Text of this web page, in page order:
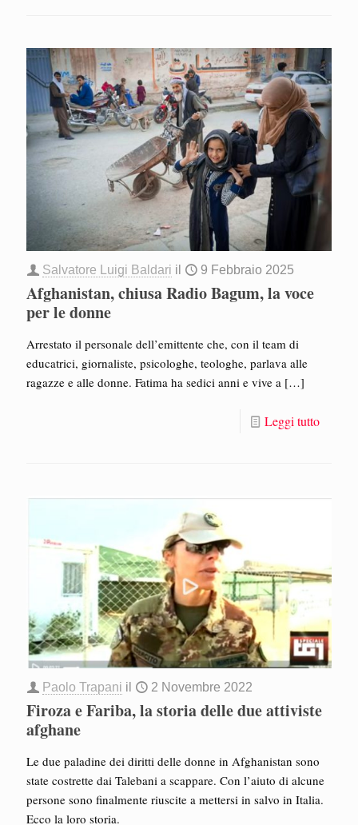
Salvatore Luigi Baldari il 9 Febbraio 2025
Afghanistan, chiusa Radio Bagum, la voce
per le donne
Arrestato il personale dell’emittente che, con il team di
educatrici, giornaliste, psicologhe, teologhe, parlava alle
ragazze e alle donne. Fatima ha sedici anni e vive a […]
Leggi tutto
Paolo Trapani il 2 Novembre 2022
Firoza e Fariba, la storia delle due attiviste
afghane
Le due paladine dei diritti delle donne in Afghanistan sono
state costrette dai Talebani a scappare. Con l’aiuto di alcune
persone sono finalmente riuscite a mettersi in salvo in Italia.
Ecco la loro storia.